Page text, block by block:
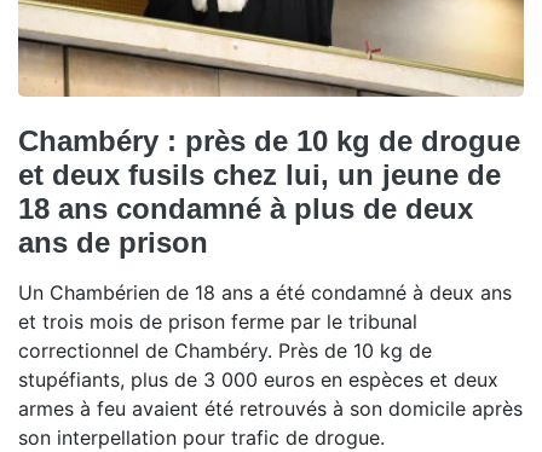
Chambéry : près de 10 kg de drogue
et deux fusils chez lui, un jeune de
18 ans condamné à plus de deux
ans de prison
Un Chambérien de 18 ans a été condamné à deux ans
et trois mois de prison ferme par le tribunal
correctionnel de Chambéry. Près de 10 kg de
stupéfiants, plus de 3 000 euros en espèces et deux
armes à feu avaient été retrouvés à son domicile après
son interpellation pour trafic de drogue.